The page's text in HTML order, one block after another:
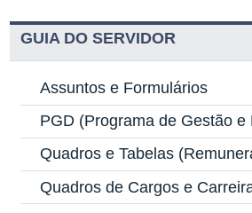
GUIA DO SERVIDOR
Assuntos e Formulários
PGD (Programa de Gestão e
Quadros e Tabelas
Quadros de Cargos e